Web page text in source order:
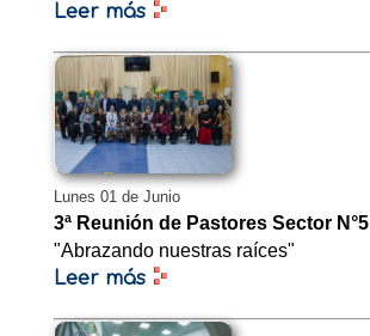
Leer más
Lunes 01 de Junio
3ª Reunión de Pastores Sector N°5
"Abrazando nuestras raíces"
Leer más